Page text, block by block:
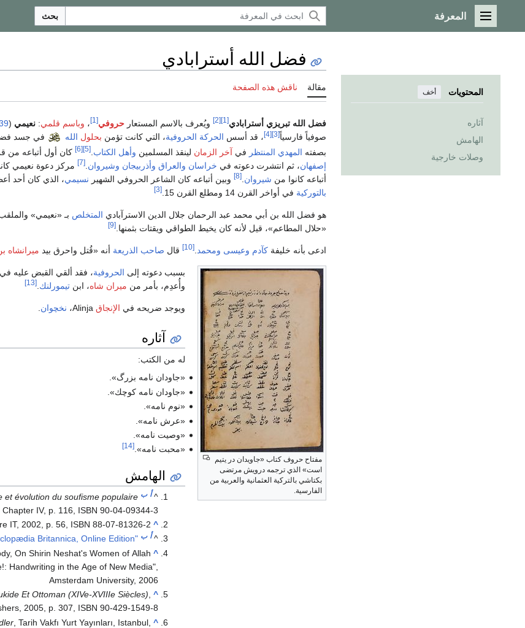
القائمة الرئيسية
المعرفة بحث
المحتويات أخف
آثاره
الهامش
وصلات خارجية
فضل الله أسترابادي
مقالة ناقش هذه الصفحة
فضل الله تبريزي أسترابادي[1]
[2] ويُعرف بالاسم المستعار حروفي[1] ، وباسم قلمي: نعيمي (
صوفياً فارسياً[3]
[4] ، قد أسس الحركة الحروفية، التي كانت تؤمن بحلول الله
في جسد فضل
بصفته المهدي المنتظر في آخر الزمان لينقذ المسلمين وأهل الكتاب [5]
[6]
كان أول أتباعه
إصفهان، ثم انتشرت دعوته في خراسان والعراق وأذربيجان وشيروان [7] مركز دعوة نعيمي
أتباعه كانوا من شيروان [8] وبين أتباعه كان الشاعر الحروفي الشهير نسيمي، الذي كان أحد
بالتوركية في أواخر القرن 14 ومطلع القرن 15. [3]
هو فضل الله بن أبي محمد عبد الرحمان جلال الدين الاسترآبادي المتخلص بـ «نعيمي»
«حلال المطاعم»، قيل لأنه كان يخيط الطواقي ويقتات بثمنها. [9]
ادعى بأنه خليفة كآدم وعيسى ومحمد [10] قال صاحب الذريعة أنه «قُتل واحرق بيد ميرانشاه
مفتاح حروف کتاب «جاويدان در يتيم
است» الذي ترجمه درويش مرتضى
بكتاشي بالتركية العثمانية والعربية من
الفارسية.
بسبب دعوته إلى الحروفية، فقد ألقي القبض عليه في 1394، وسُجن في
وأُعدِم، بأمر من ميران شاه، ابن تيمورلنك [13]
ويوجد ضريحه في الإنجاق نخچوان
آثاره
له من الكتب:
«جاودان نامه بزرگ».
«جاودان نامه كوچك».
«نوم نامه».
«عرش نامه».
«وصيت نامه».
«محبت نامه».[14]
الهامش
^أ ب et évolution du soufisme populaire
IV, p. 116, ISBN 90-04-09344-3
^
IT, 2002, p. 56, ISBN 88-07-81326-2
^أ ب "Nesimi, Seyid Imadeddin." Encyclopædia Britannica, Online Edition
^
On Shirin Neshat's Women of Allah
Handwriting in the Age of New Media",
Amsterdam University, 2006
^
Et Ottoman (XIVe-XVIIIe Siècles)
2005, p. 307, ISBN 90-429-1549-8
^
, Tarih Vakfı Yurt Yayınları, Istanbul,